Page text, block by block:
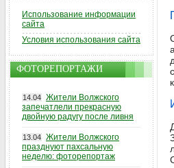
Использование информации
сайта
Условия использования сайта
ФОТОРЕПОРТАЖИ
14.04 Жители Волжского
запечатлели прекрасную
двойную радугу после ливня
13.04 Жители Волжского
празднуют пахсальную
неделю: фоторепортаж